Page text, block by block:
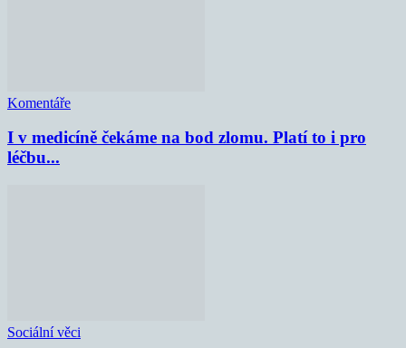
Komentáře
I v medicíně čekáme na bod zlomu. Platí to i pro
léčbu...
Sociální věci